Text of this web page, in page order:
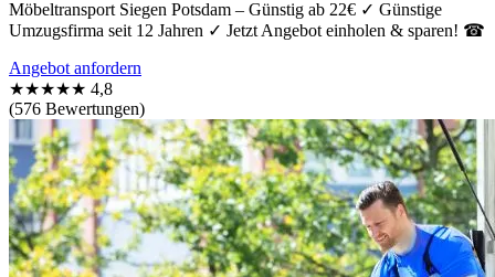
Möbeltransport Siegen Potsdam – Günstig ab 22€ ✓ Günstige
Umzugsfirma seit 12 Jahren ✓ Jetzt Angebot einholen & sparen! ☎
Angebot anfordern
★★★★★ 4,8
(576 Bewertungen)